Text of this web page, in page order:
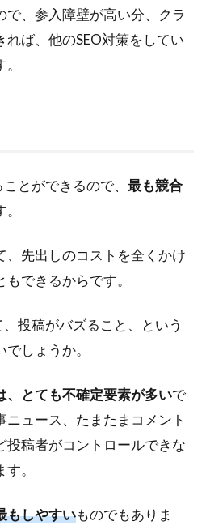
で、参入障壁が高い分、クラ
ば、他のSEO対策をしてい
とができるので、 最も競合
、先出しのコストを全くかけ
できるからです。
投稿がバズること、という
しょうか。
、とても不確定要素が多いで
ュース、たまたまコメント
投稿者がコントロールできな
。
もしやすいものでもありま